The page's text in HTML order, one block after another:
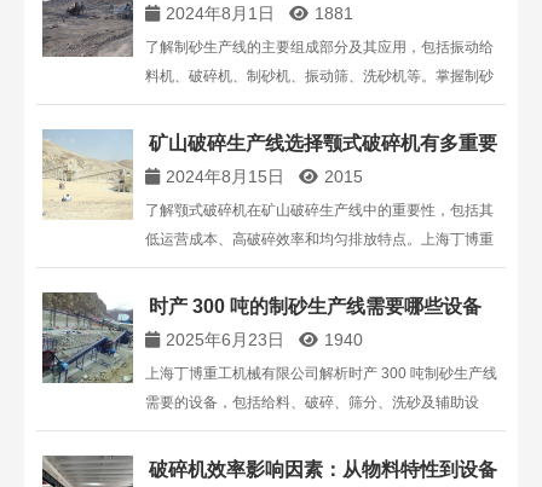
2024年8月1日 1881
了解制砂生产线的主要组成部分及其应用，包括振动给
料机、破碎机、制砂机、振动筛、洗砂机等。掌握制砂
流程和设备功能，提高生产效率和砂石质量。
矿山破碎生产线选择颚式破碎机有多重要
2024年8月15日 2015
了解颚式破碎机在矿山破碎生产线中的重要性，包括其
低运营成本、高破碎效率和均匀排放特点。上海丁博重
工机械有限公司提供高效、耐用的颚式破碎机，提升生
产线整体性能。
时产 300 吨的制砂生产线需要哪些设备
2025年6月23日 1940
上海丁博重工机械有限公司解析时产 300 吨制砂生产线
需要的设备，包括给料、破碎、筛分、洗砂及辅助设
备，结合技术参数与工程案例，为 300t/h 制砂生产线设
备选型提供专业参考。
破碎机效率影响因素：从物料特性到设备